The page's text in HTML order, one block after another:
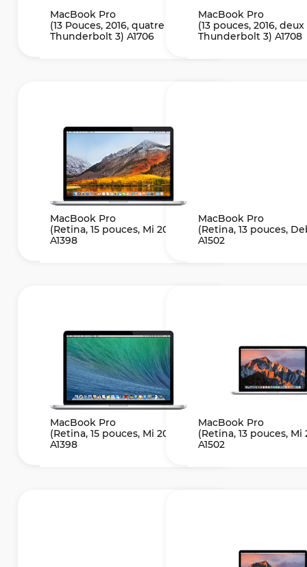
MacBook Pro
(13 Pouces, 2016, quatre ports
Thunderbolt 3) A1706
MacBook Pro
(13 pouces, 2016,
Thunderbolt 3) A1708
MacBook Pro
(Retina, 15 pouces, Mi 2015)
A1398
MacBook Pro
(Retina, 13 pouces,
A1502
MacBook Pro
(Retina, 15 pouces, Mi 2014)
A1398
MacBook Pro
(Retina, 13 pouces, Mi
A1502